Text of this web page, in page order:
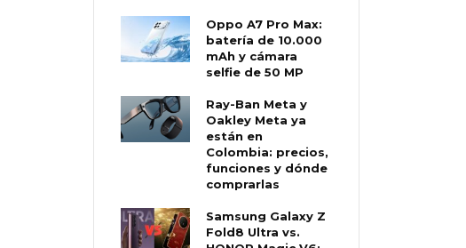
Oppo A7 Pro Max:
batería de 10.000
mAh y cámara
selfie de 50 MP
Ray-Ban Meta y
Oakley Meta ya
están en
Colombia: precios,
funciones y dónde
comprarlas
Samsung Galaxy Z
Fold8 Ultra vs.